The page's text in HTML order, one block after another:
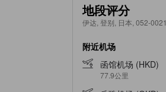
地段评分
伊达, 登别, 日本, 052-0021
附近机场
函馆机场 (HKD)
77.9公里